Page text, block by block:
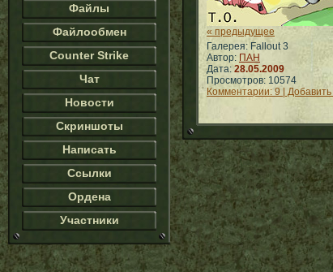
Файлы
Файлообмен
Counter Strike
Чат
Новости
Скриншоты
Написать
Ссылки
Ордена
Участники
« предыдущее
Галерея: Fallout 3
Автор: ПАН
Дата: 28.05.2009
Просмотров: 10574
Комментарии: 9 |